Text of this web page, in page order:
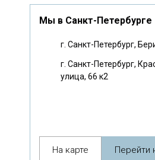
Мы в Санкт-Петербурге
г. Санкт-Петербург,
г. Санкт-Петербург,
улица, 66 к2
На карте Перейти